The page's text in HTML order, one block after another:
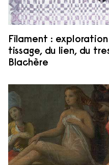
Filament :
tissage, du lien, du
Blachère